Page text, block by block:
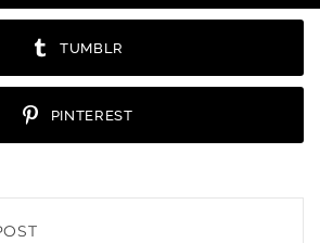
TUMBLR
PINTEREST